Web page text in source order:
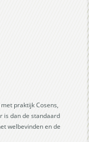
praktijk Cosens,
is dan de standaard
welbevinden en de